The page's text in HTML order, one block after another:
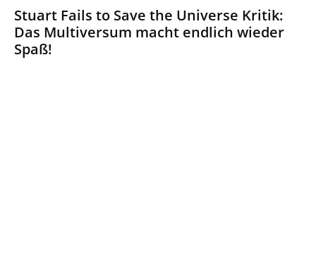
Stuart Fails to Save the Universe Kritik:
Das Multiversum macht endlich wieder
Spaß!